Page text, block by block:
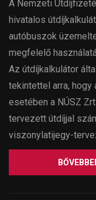
A Nemzeti
hivatalos
autóbuszok
megfelelő
Az útdíjkalkulátor
tekintettel arra,
esetében a NÚSZ
tervezett útdíjjal
viszonylatijegy-